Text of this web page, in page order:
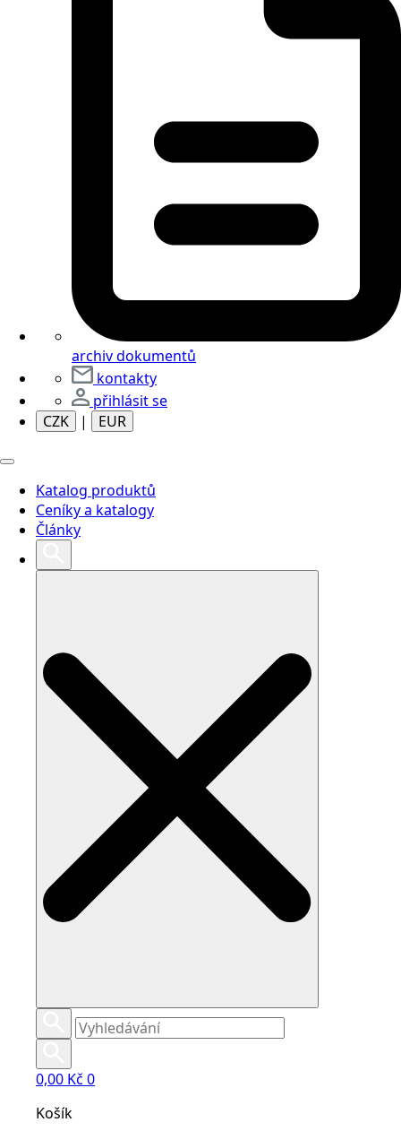
archiv dokumentů
kontakty
přihlásit se
CZK
| EUR
Katalog produktů
Ceníky a katalogy
Články
Search
0,00 Kč 0
Košík